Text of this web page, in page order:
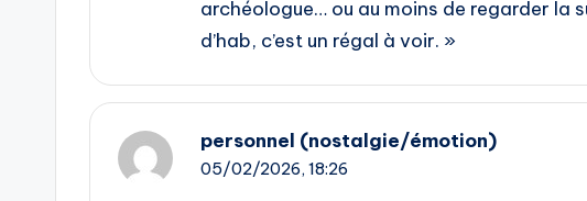
archéologue… ou au moins de regarder la
d’hab, c’est un régal à voir. »
personnel (nostalgie/émotion)
05/02/2026, 18:26